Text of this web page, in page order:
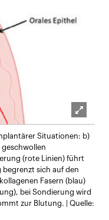
öffnen
Situationen: b)
geschwollen
(rote Linien) führt
sich auf den
Fasern (blau)
bei Sondierung wird
zur Blutung. | Quelle: